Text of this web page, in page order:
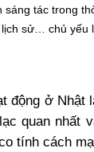
sáng tác trong
sử… chủ yếu
động ở Nhật
quan nhất
tính cách